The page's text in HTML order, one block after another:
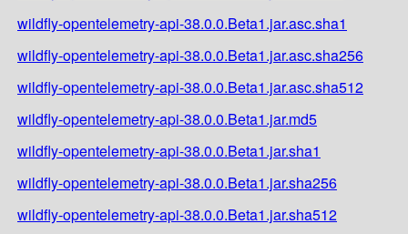
wildfly-opentelemetry-api-38.0.0.Beta1.jar.asc.sha1
wildfly-opentelemetry-api-38.0.0.Beta1.jar.asc.sha256
wildfly-opentelemetry-api-38.0.0.Beta1.jar.asc.sha512
wildfly-opentelemetry-api-38.0.0.Beta1.jar.md5
wildfly-opentelemetry-api-38.0.0.Beta1.jar.sha1
wildfly-opentelemetry-api-38.0.0.Beta1.jar.sha256
wildfly-opentelemetry-api-38.0.0.Beta1.jar.sha512